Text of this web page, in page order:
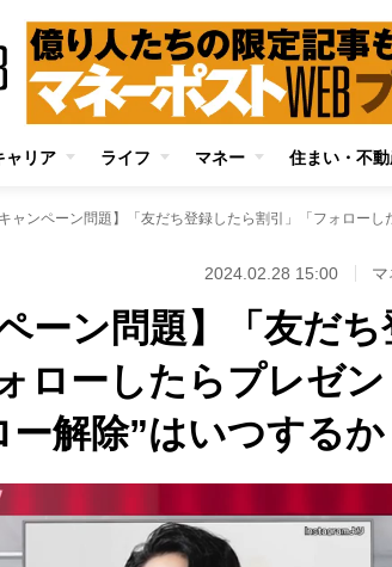
ャリア ライフ マネー 住まい・不
2024.02.28 15:00
ーン問題】「友だち
ローしたらプレゼ
解除”はいつするか